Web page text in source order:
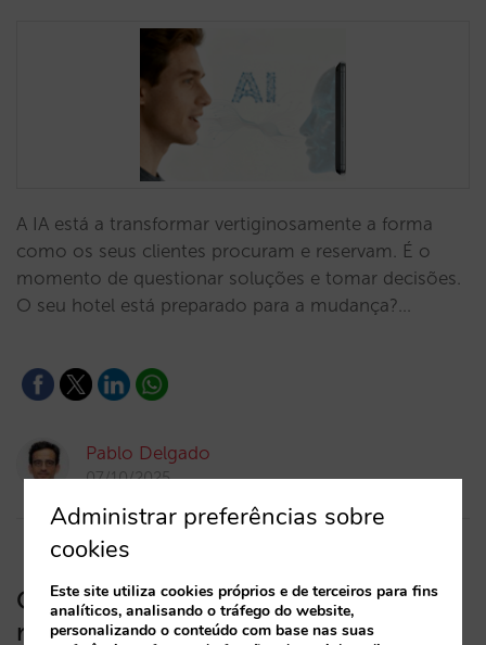
A IA está a transformar vertiginosamente a forma
como os seus clientes procuram e reservam. É o
momento de questionar soluções e tomar decisões.
O seu hotel está preparado para a mudança?…
Pablo Delgado
07/10/2025
Como a inteligência artificial está a
reformular a indústria do marketing
Administrar preferências sobre
cookies
Este site utiliza cookies próprios e de terceiros para fins
analíticos, analisando o tráfego do website,
personalizando o conteúdo com base nas suas